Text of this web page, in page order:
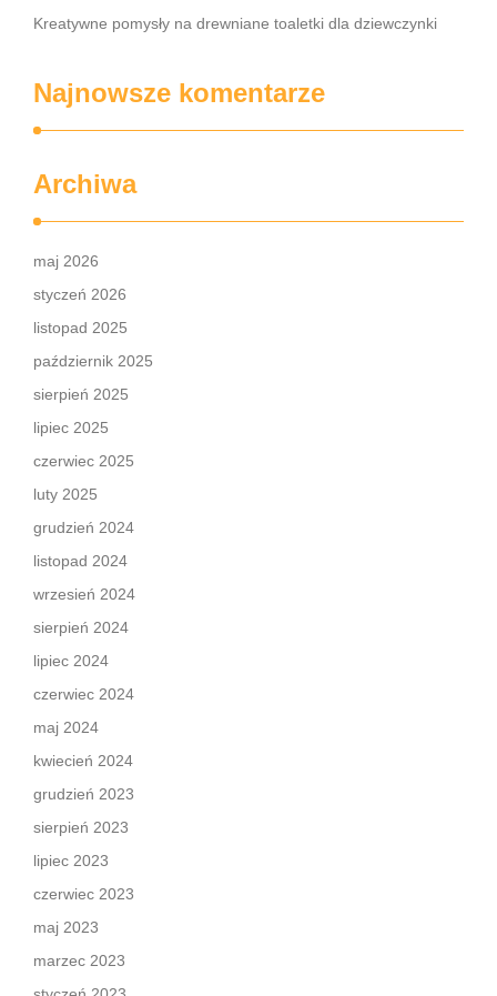
Kreatywne pomysły na drewniane toaletki dla dziewczynki
Najnowsze komentarze
Archiwa
maj 2026
styczeń 2026
listopad 2025
październik 2025
sierpień 2025
lipiec 2025
czerwiec 2025
luty 2025
grudzień 2024
listopad 2024
wrzesień 2024
sierpień 2024
lipiec 2024
czerwiec 2024
maj 2024
kwiecień 2024
grudzień 2023
sierpień 2023
lipiec 2023
czerwiec 2023
maj 2023
marzec 2023